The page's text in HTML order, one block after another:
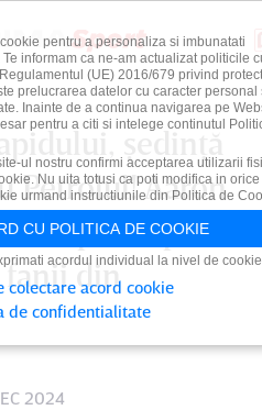
şedinţă
Petrolul! Aaron
a scăpat dupa
din
2024
pentru a personaliza si imbunatati
informam ca ne-am actualizat politicile
(UE) 2016/679 privind
prelucrarea datelor cu caracter personal
Inainte de a continua navigarea pe
pentru a citi si intelege continutul
ul nostru confirmi acceptarea utilizarii
Nu uita totusi ca poti modifica in orice
urmand instructiunile din Politica de
CU POLITICA DE COOKIE
acordul individual la nivel de
colectare acord cookie
de confidentialitate